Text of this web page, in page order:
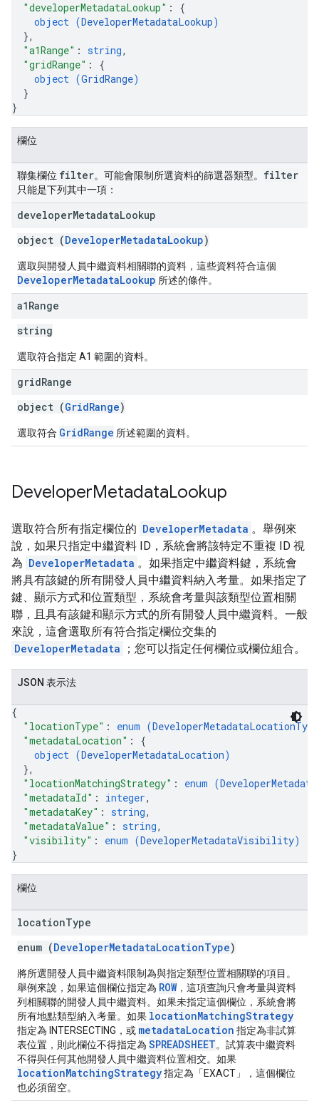
"developerMetadataLookup" : {
object (DeveloperMetadataLookup)
},
"a1Range" : string,
"gridRange" : {
object (GridRange)
}
}
欄位
聯集欄位 filter。可能會限制所選資料的篩選器類型。 filter
只能是下列其中一項：
developerMetadataLookup
object (DeveloperMetadataLookup)
選取與開發人員中繼資料相關聯的資料，這些資料符合這個
DeveloperMetadataLookup 所述的條件。
a1Range
string
選取符合指定 A1 範圍的資料。
gridRange
object (GridRange)
選取符合 GridRange 所述範圍的資料。
DeveloperMetadataLookup
選取符合所有指定欄位的 DeveloperMetadata 。舉例來
說，如果只指定中繼資料 ID，系統會將該特定不重複 ID 視
為 DeveloperMetadata 。如果指定中繼資料鍵，系統會
將具有該鍵的所有開發人員中繼資料納入考量。如果指定了
鍵、顯示方式和位置類型，系統會考量與該類型位置相關
聯，且具有該鍵和顯示方式的所有開發人員中繼資料。一般
來說，這會選取所有符合指定欄位交集的
DeveloperMetadata
；您可以指定任何欄位或欄位組合。
JSON 表示法
{
"locationType" : enum (DeveloperMetadataLocationType
"metadataLocation" : {
object (DeveloperMetadataLocation)
},
"locationMatchingStrategy" : enum (
"metadataId" : integer,
"metadataKey" : string,
"metadataValue" : string,
"visibility" : enum (DeveloperMetadataVisibility)
}
欄位
locationType
enum (DeveloperMetadataLocationType)
將所選開發人員中繼資料限制為與指定類型位置相關聯的項目。
舉例來說，如果這個欄位指定為 ROW，這項查詢只會考量與資料
列相關聯的開發人員中繼資料。如果未指定這個欄位，系統會將
所有地點類型納入考量。如果 locationMatchingStrategy
指定為 INTERSECTING，或 metadataLocation 指定為非試算
表位置，則此欄位不得指定為 SPREADSHEET。試算表中繼資料
不得與任何其他開發人員中繼資料位置相交。如果
locationMatchingStrategy指定為「EXACT」，這個欄位
也必須留空。